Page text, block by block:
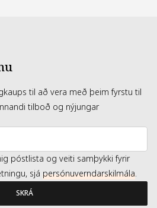
til að vera með þeim fyrstu til
tilboð og nýjungar
póstlista og veiti samþykki fyrir
sjá persónuverndarskilmála.
SKRÁ